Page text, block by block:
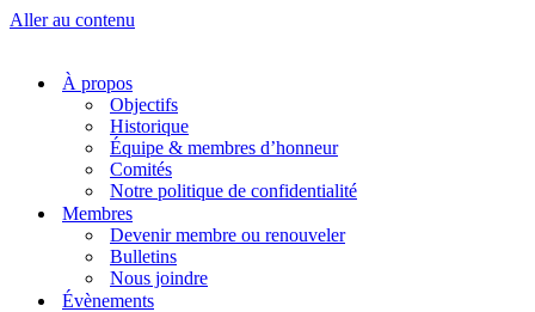
Aller au contenu
À propos
Objectifs
Historique
Équipe & membres d’honneur
Comités
Notre politique de confidentialité
Membres
Devenir membre ou renouveler
Bulletins
Nous joindre
Évènements